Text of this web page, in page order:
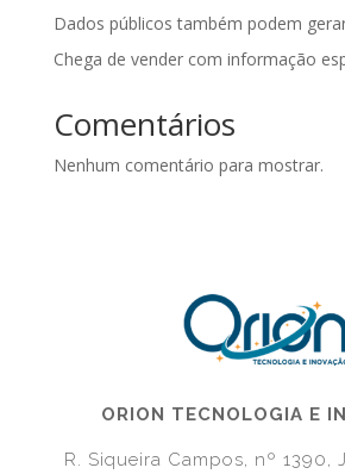
Dados públicos também podem
Chega de vender com informação
Comentários
Nenhum comentário para mostrar.
ORION TECNOLOGIA E
R. Siqueira Campos, nº 1390,